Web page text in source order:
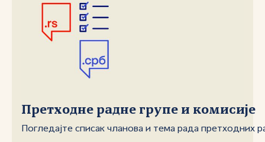
Претходне радне групе и комисије
Погледајте списак чланова и тема рада претходних